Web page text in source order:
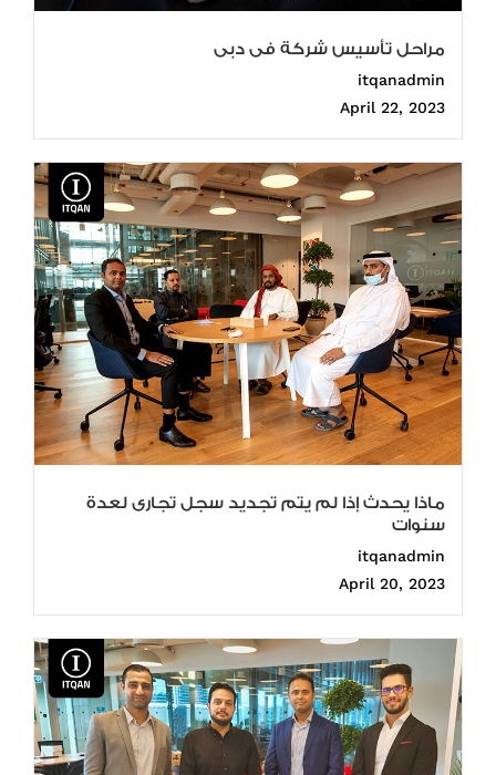
مراحل تأسيس شركة فى دبى
itqanadmin
April 22, 2023
ماذا يحدث إذا لم يتم تجديد سجل تجارى لعدة
سنوات
itqanadmin
April 20, 2023